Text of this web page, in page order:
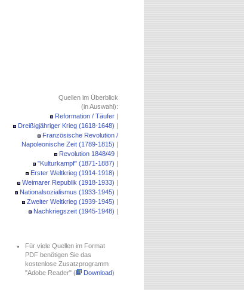
Quellen im Überblick
(in Auswahl):
Reformation / Täufer |
Dreißigjähriger Krieg (1618-1648) |
Französische Revolution /
Napoleonische Zeit (1789-1815) |
Revolution 1848/49 |
"Kulturkampf" (1871-1887) |
Erster Weltkrieg (1914-1918) |
Weimarer Republik (1918-1933) |
Nationalsozialismus (1933-1945) |
Zweiter Weltkrieg (1939-1945) |
Nachkriegszeit (1945-1948) |
Für viele Quellen im Format
PDF benötigen Sie das
kostenlose Zusatzprogramm
"Adobe Reader" (
Download)